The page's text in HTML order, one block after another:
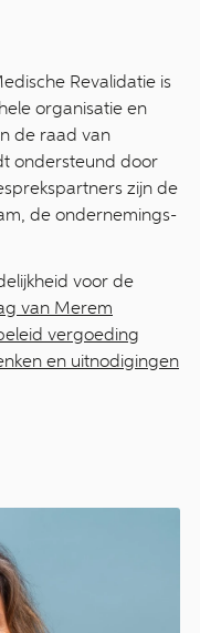
Revalidatie is
organisatie en
de raad van
ondersteund door
zijn de
de ondernemings-
voor de
van Merem
vergoeding
en uitnodigingen